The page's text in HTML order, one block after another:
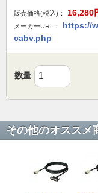
販売価格(税込)： 16,280
メーカーURL：
https://
cabv.php
数量
その他のオススメ